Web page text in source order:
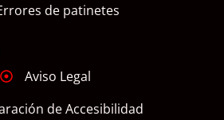
de patinetes
Aviso Legal
de Accesibilidad